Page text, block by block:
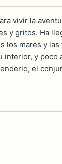
vivir la
y gritos. Ha
los mares y
interior, y poco
el